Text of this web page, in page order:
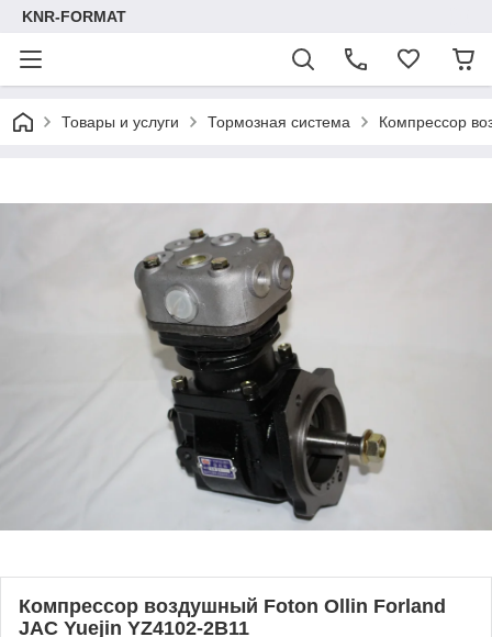
KNR-FORMAT
Товары и услуги Тормозная система Компрессор
Компрессор воздушный Foton Ollin Forland
JAC Yuejin YZ4102-2B11